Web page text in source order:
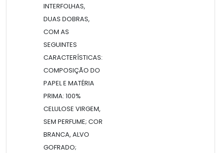
INTERFOLHAS,
DUAS DOBRAS,
COM AS
SEGUINTES
CARACTERÍSTICAS:
COMPOSIÇÃO DO
PAPEL E MATÉRIA
PRIMA: 100%
CELULOSE VIRGEM,
SEM PERFUME; COR
BRANCA, ALVO
GOFRADO;